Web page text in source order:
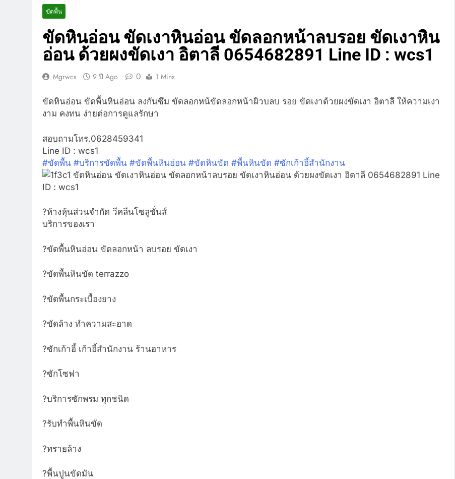
ขัดพื้น
ขัดหินอ่อน ขัดเงาหินอ่อน ขัดลอกหน้าลบรอย ขัดเงาหิน
อ่อน ด้วยผงขัดเงา อิตาลี 0654682891 Line ID : wcs1
Mgrwcs 9 ปี Ago 0 1 Mins
ขัดหินอ่อน ขัดพื้นหินอ่อน ลงกันซึม ขัดลอกหน้ขัดลอกหน้าผิวบลบ รอย ขัดเงาด้วยผงขัดเงา อิตาลี ให้ความเงา
งาม คงทน ง่ายต่อการดูแลรักษา
สอบถามโทร.0628459341
Line ID : wcs1
#ขัดพื้น #บริการขัดพื้น #ขัดพื้นหินอ่อน #ขัดหินขัด #พื้นหินขัด #ซักเก้าอี้สำนักงาน
?ห้างหุ้นส่วนจำกัด วีคลีนโซลูชั่นส์
บริการของเรา
?ขัดพื้นหินอ่อน ขัดลอกหน้า ลบรอย ขัดเงา
?ขัดพื้นหินขัด terrazzo
?ขัดพื้นกระเบื้องยาง
?ขัดล้าง ทำความสะอาด
?ซักเก้าอี้ เก้าอี้สำนักงาน ร้านอาหาร
?ซักโซฟา
?บริการซักพรม ทุกชนิด
?รับทำพื้นหินขัด
?ทรายล้าง
?พื้นปูนขัดมัน